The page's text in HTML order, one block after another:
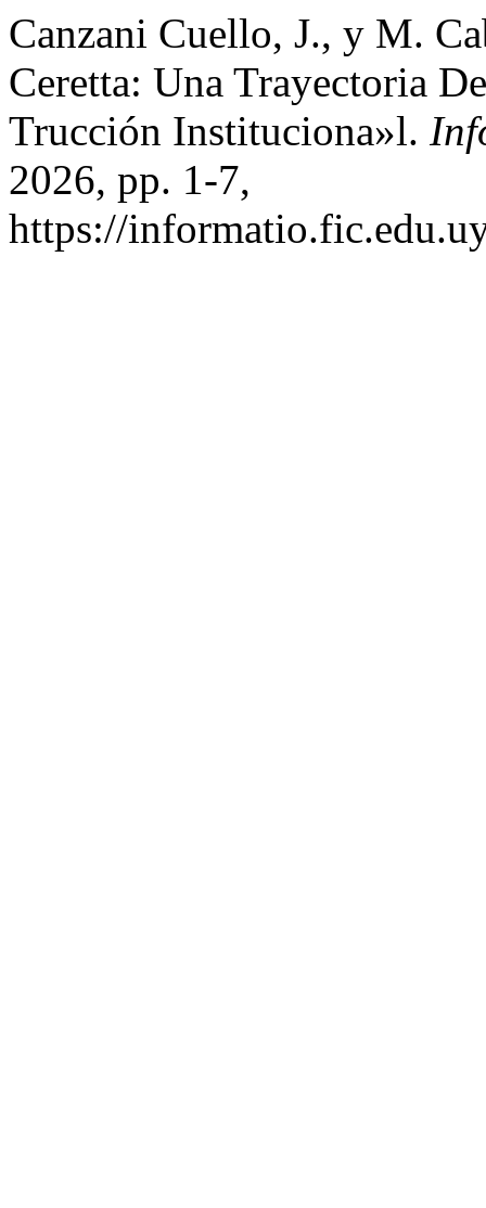
Canzani Cuello, J., y M.
Ceretta: Una Trayectoria
Trucción Instituciona»l.
2026, pp. 1-7,
https://